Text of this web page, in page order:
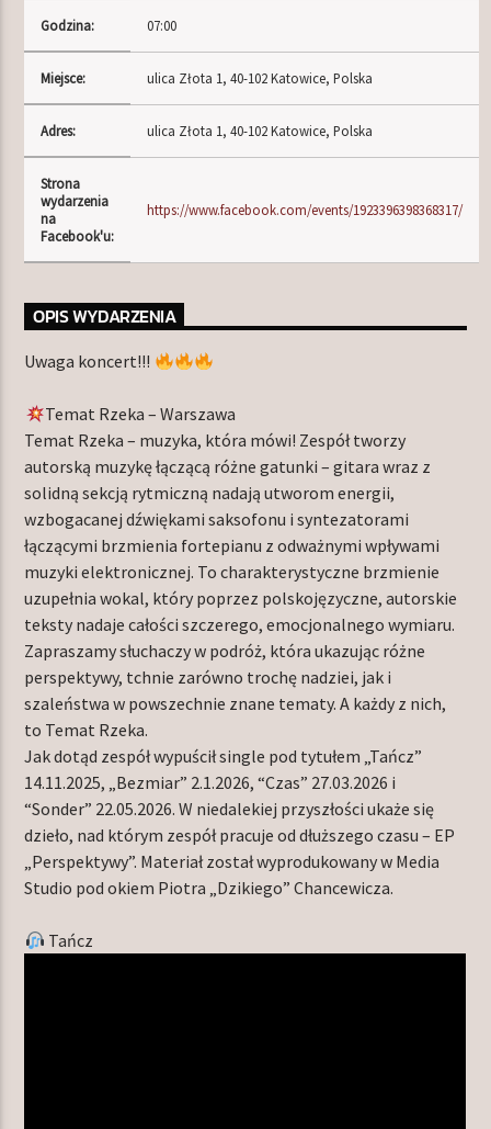
TERAZ W RAMÓWCE
NIGHT ORBIT
00:00 06:00
NASTĘPNIE W RAMÓWCE
LIGHT ORBIT
06:00 12:00
Radio Orbit
Godzina: 07:00
Miejsce: ulica Złota 1, 40-102 Katowice, Polska
Adres: ulica Złota 1, 40-102 Katowice, Polska
Strona
wydarzenia
na
Facebook'u:
https://www.facebook.com/events/1923396398368317/
OPIS WYDARZENIA
Uwaga koncert!!!
Temat Rzeka – Warszawa
Temat Rzeka – muzyka, która mówi! Zespół tworzy
autorską muzykę łączącą różne gatunki – gitara wraz z
solidną sekcją rytmiczną nadają utworom energii,
wzbogacanej dźwiękami saksofonu i syntezatorami
łączącymi brzmienia fortepianu z odważnymi wpływami
muzyki elektronicznej. To charakterystyczne brzmienie
uzupełnia wokal, który poprzez polskojęzyczne, autorskie
teksty nadaje całości szczerego, emocjonalnego wymiaru.
Zapraszamy słuchaczy w podróż, która ukazując różne
perspektywy, tchnie zarówno trochę nadziei, jak i
szaleństwa w powszechnie znane tematy. A każdy z nich,
to Temat Rzeka.
Jak dotąd zespół wypuścił single pod tytułem „Tańcz”
14.11.2025, „Bezmiar” 2.1.2026, “Czas” 27.03.2026 i
“Sonder” 22.05.2026. W niedalekiej przyszłości ukaże się
dzieło, nad którym zespół pracuje od dłuższego czasu – EP
„Perspektywy”. Materiał został wyprodukowany w Media
Studio pod okiem Piotra „Dzikiego” Chancewicza.
Tańcz